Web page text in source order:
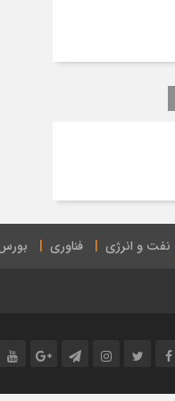
نفت و انرژی فناوری